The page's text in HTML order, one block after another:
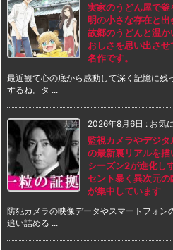
実家のうどん屋で
明の小さな存在と出
故郷のうどんと温
おしさを思い出さ
名作です。
最近観て心の底から感動して深く記憶に残
するね。タ ...
2026年8月6日 : お気
監視カメラやデジ
の最新裏リアルを
シーズン2が進化し
セント暴く異次元
が集中しています
防犯カメラの映像データやスマートフォン
追い詰める ...